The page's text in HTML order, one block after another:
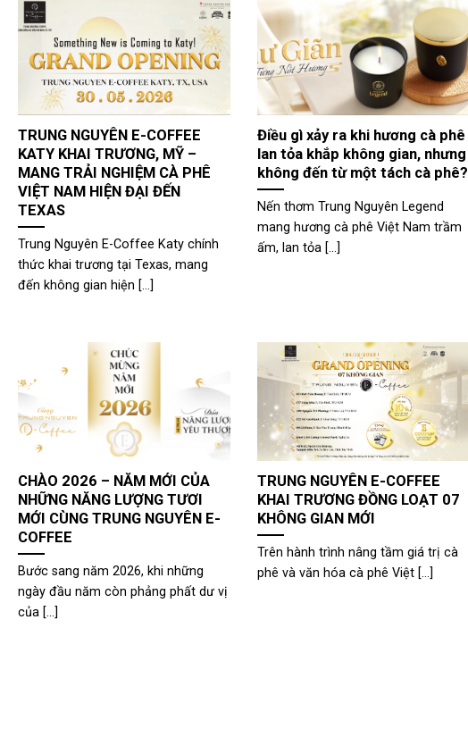
TRUNG NGUYÊN E-COFFEE
KATY KHAI TRƯƠNG, MỸ –
MANG TRẢI NGHIỆM CÀ PHÊ
VIỆT NAM HIỆN ĐẠI ĐẾN
TEXAS
Trung Nguyên E-Coffee Katy chính
thức khai trương tại Texas, mang
đến không gian hiện [...]
Điều gì xảy ra khi hương cà phê
lan tỏa khắp không gian, nhưng
không đến từ một tách cà phê?
Nến thơm Trung Nguyên Legend
mang hương cà phê Việt Nam trầm
ấm, lan tỏa [...]
CHÀO 2026 – NĂM MỚI CỦA
NHỮNG NĂNG LƯỢNG TƯƠI
MỚI CÙNG TRUNG NGUYÊN E-
COFFEE
Bước sang năm 2026, khi những
ngày đầu năm còn phảng phất dư vị
của [...]
TRUNG NGUYÊN E-COFFEE
KHAI TRƯƠNG ĐỒNG LOẠT 07
KHÔNG GIAN MỚI
Trên hành trình nâng tầm giá trị cà
phê và văn hóa cà phê Việt [...]